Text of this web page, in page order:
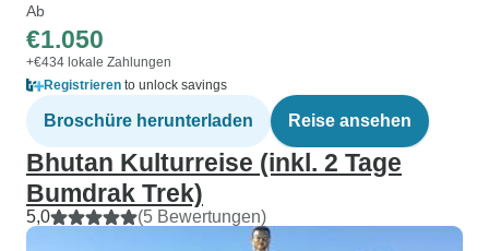
Ab
€1.050
+€434 lokale Zahlungen
Registrieren to unlock savings
Broschüre herunterladen Reise ansehen
Bhutan Kulturreise (inkl. 2 Tage
Bumdrak Trek)
5,0 (5 Bewertungen)